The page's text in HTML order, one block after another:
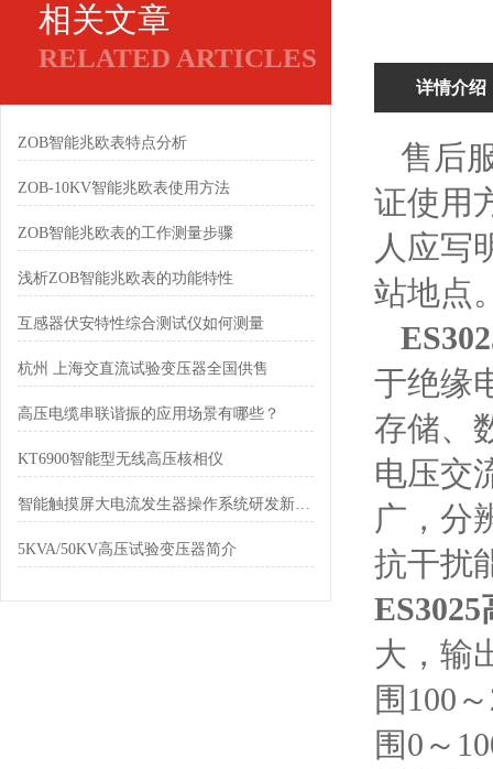
相关文章
RELATED ARTICLES
ZOB智能兆欧表特点分析
ZOB-10KV智能兆欧表使用方法
ZOB智能兆欧表的工作测量步骤
浅析ZOB智能兆欧表的功能特性
互感器伏安特性综合测试仪如何测量
杭州 上海交直流试验变压器全国供售
高压电缆串联谐振的应用场景有哪些？
KT6900智能型无线高压核相仪
智能触摸屏大电流发生器操作系统研发新成果
5KVA/50KV高压试验变压器简介
详情介绍
售后
证使用
人应写
站地点
于绝缘
存储、
电压交
广，分
抗干扰
大，输
围100
围0～